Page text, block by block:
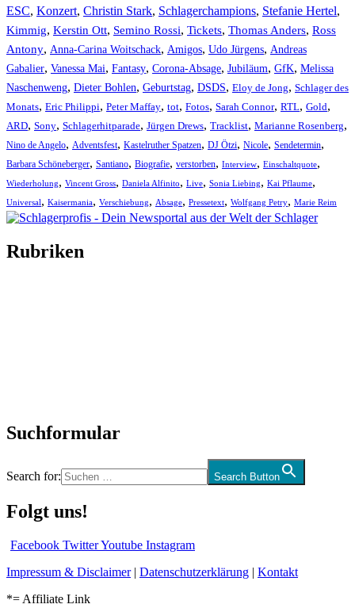
ESC, Konzert, Christin Stark, Schlagerchampions, Stefanie Hertel,
Kimmig, Kerstin Ott, Semino Rossi, Tickets, Thomas Anders, Ross
Antony, Anna-Carina Woitschack, Amigos, Udo Jürgens, Andreas
Gabalier, Vanessa Mai, Fantasy, Corona-Absage, Jubiläum, GfK, Melissa
Naschenweng, Dieter Bohlen, Geburtstag, DSDS, Eloy de Jong, Schlager des
Monats, Eric Philippi, Peter Maffay, tot, Fotos, Sarah Connor, RTL, Gold,
ARD, Sony, Schlagerhitparade, Jürgen Drews, Tracklist, Marianne Rosenberg,
Nino de Angelo, Adventsfest, Kastelruther Spatzen, DJ Ötzi, Nicole, Sendetermin,
Barbara Schöneberger, Santiano, Biografie, verstorben, Interview, Einschaltquote,
Wiederholung, Vincent Gross, Daniela Alfinito, Live, Sonia Liebing, Kai Pflaume,
Universal, Kaisermania, Verschiebung, Absage, Pressetext, Wolfgang Petry, Marie Reim
Rubriken
Suchformular
Search for: Search Button
Folgt uns!
Facebook TwitterYoutube Instagram
Impressum & Disclaimer| Datenschutzerklärung | Kontakt
*= Affiliate Link